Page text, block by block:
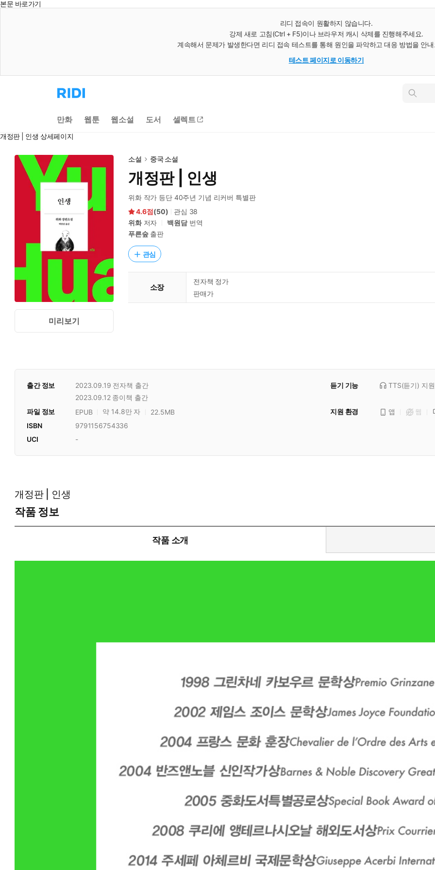
본문 바로가기
리디 접속이 원활하지 않습니다.
강제 새로 고침(Ctrl + F5)이나 브라우저 캐시 삭제를 진행해주세요.
계속해서 문제가 발생한다면 리디 접속 테스트를 통해 원인을 파악하고 대응 방법을 안
테스트 페이지로 이동하기
리
디
으
로
동
인
만화 웹툰 웹소설 도서 셀렉트
개정판 | 인생 상세페이지
미리보기
소설 중국 소설
개정판 | 인생
위화 작가 등단 40주년 기념 리커버 특별판
4.6
(50) 관심 38
위화저자 백원담번역
푸른숲출판
관심
소장
전자책 정가
판매가
출간 정보 2023.09.19 전자책 출간
2023.09.12 종이책 출간
듣기 기능 TTS(듣기) 지원
파일 정보 EPUB 약 14.8만 자 22.5MB 지원 환경 앱 웹
ISBN
9791156754336
UCI
-
개정판 | 인생
작품 정보
작품 소개